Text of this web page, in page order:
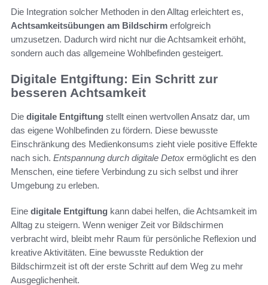
Die Integration solcher Methoden in den Alltag erleichtert es,
Achtsamkeitsübungen am Bildschirm erfolgreich
umzusetzen. Dadurch wird nicht nur die Achtsamkeit erhöht,
sondern auch das allgemeine Wohlbefinden gesteigert.
Digitale Entgiftung: Ein Schritt zur
besseren Achtsamkeit
Die digitale Entgiftung stellt einen wertvollen Ansatz dar, um
das eigene Wohlbefinden zu fördern. Diese bewusste
Einschränkung des Medienkonsums zieht viele positive Effekte
nach sich. Entspannung durch digitale Detox ermöglicht es den
Menschen, eine tiefere Verbindung zu sich selbst und ihrer
Umgebung zu erleben.
Eine digitale Entgiftung kann dabei helfen, die Achtsamkeit im
Alltag zu steigern. Wenn weniger Zeit vor Bildschirmen
verbracht wird, bleibt mehr Raum für persönliche Reflexion und
kreative Aktivitäten. Eine bewusste Reduktion der
Bildschirmzeit ist oft der erste Schritt auf dem Weg zu mehr
Ausgeglichenheit.